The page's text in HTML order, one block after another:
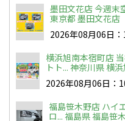
墨田文花店 今週末
東京都 墨田文花店
2026年08月06日
横浜旭南本宿町店
トト... 神奈川県 横
2026年08月06日：
福島笹木野店 ハイ
ロ... 福島県 福島笹